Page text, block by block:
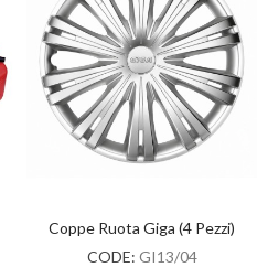
Coppe Ruota Giga (4 Pezzi)
CODE: GI13/04